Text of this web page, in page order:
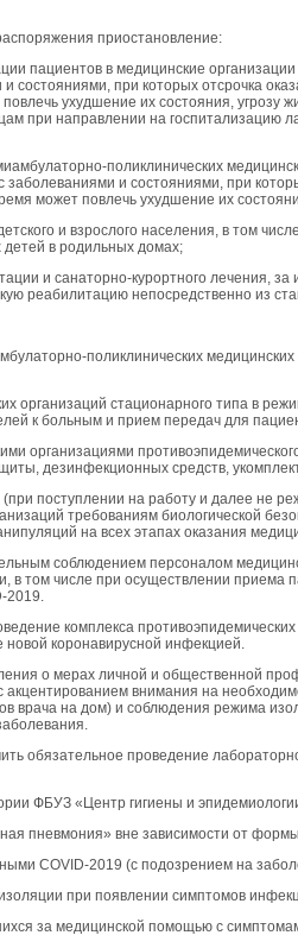
приостановление:
пациентов в медицинские
состояниями, при которых отсрочка
ухудшение их состояния, угрозу
при направлении на госпитализацию
поликлинических
заболеваниями и состояниями, при
может повлечь ухудшение их
и взрослого населения, в том
в родильных домах;
и санаторно-курортного лечения,
реабилитацию непосредственно из
поликлинических
организаций стационарного типа в
к больным и прием передач для
организациями
дезинфекционных средств,
поступлении на работу и далее не
требованиям биологической
на всех этапах оказания
соблюдением персоналом
в том числе при осуществлении приема
2019.
комплекса
коронавирусной инфекцией.
о мерах личной и общественной
акцентированием внимания на
врача на дом) и соблюдения режима
обязательное проведение
ФБУЗ «Центр гигиены и
пневмония» вне зависимости от
COVID-2019 (с подозрением на
при появлении симптомов
за медицинской помощью с